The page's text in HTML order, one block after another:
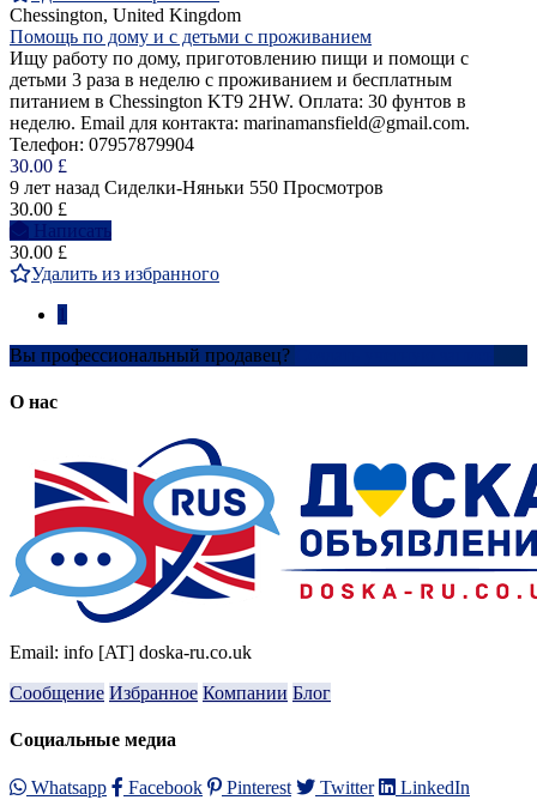
Chessington, United Kingdom
Помощь по дому и с детьми с проживанием
Ищу работу по дому, приготовлению пищи и помощи с
детьми 3 раза в неделю с проживанием и бесплатным
питанием в Chessington KT9 2HW. Оплата: 30 фунтов в
неделю. Email для контакта: marinamansfield@gmail.com.
Телефон: 07957879904
30.00 £
9 лет назад Сиделки-Няньки 550 Просмотров
30.00 £
Написать
30.00 £
Удалить из избранного
Вы профессиональный продавец?
О нас
Email: info [AT] doska-ru.co.uk
Сообщение Избранное Компании Блог
Социальные медиа
Whatsapp Facebook Pinterest Twitter LinkedIn